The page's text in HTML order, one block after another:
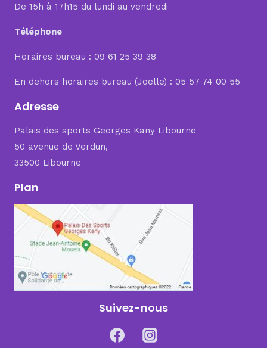
De 15h à 17h15 du lundi au vendredi
Téléphone
Horaires bureau : 09 61 25 39 38
En dehors horaires bureau (Joelle) : 05 57 74 00 55
Adresse
Palais des sports Georges Kany Libourne
50 avenue de Verdun,
33500 Libourne
Plan
Suivez-nous